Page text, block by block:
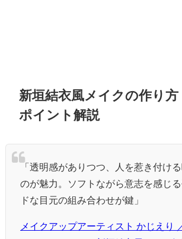
新垣結衣風メイクの作り方
ポイント解説
「透明感がありつつ、人を惹き付け
のが魅力。ソフトながら意志を感じ
ドな目元の組み合わせが鍵」
メイクアップアーティスト かじえり